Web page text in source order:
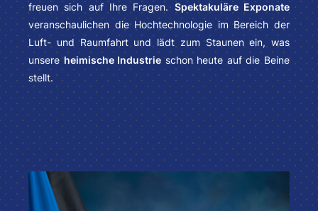
freuen sich auf Ihre Fragen. Spektakuläre Exponate
veranschaulichen die Hochtechnologie im Bereich der
Luft- und Raumfahrt und lädt zum Staunen ein, was
unsereheimische Industrie schon heute auf die Beine
stellt.